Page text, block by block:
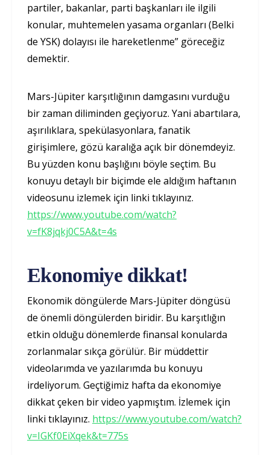
partiler, bakanlar, parti başkanları ile ilgili
konular, muhtemelen yasama organları (Belki
de YSK) dolayısı ile hareketlenme” göreceğiz
demektir.
Mars-Jüpiter karşıtlığının damgasını vurduğu
bir zaman diliminden geçiyoruz. Yani abartılara,
aşırılıklara, spekülasyonlara, fanatik
girişimlere, gözü karalığa açık bir dönemdeyiz.
Bu yüzden konu başlığını böyle seçtim. Bu
konuyu detaylı bir biçimde ele aldığım haftanın
videosunu izlemek için linki tıklayınız.
https://www.youtube.com/watch?
v=fK8jqkj0C5A&t=4s
Ekonomiye dikkat!
Ekonomik döngülerde Mars-Jüpiter döngüsü
de önemli döngülerden biridir. Bu karşıtlığın
etkin olduğu dönemlerde finansal konularda
zorlanmalar sıkça görülür. Bir müddettir
videolarımda ve yazılarımda bu konuyu
irdeliyorum. Geçtiğimiz hafta da ekonomiye
dikkat çeken bir video yapmıştım. İzlemek için
linki tıklayınız. https://www.youtube.com/watch?
v=IGKf0EiXqek&t=775s